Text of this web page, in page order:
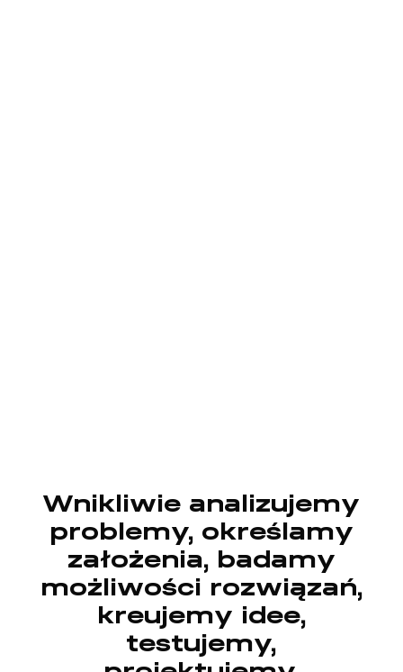
Wnikliwie analizujemy
problemy, określamy
założenia, badamy
możliwości rozwiązań,
kreujemy idee,
testujemy,